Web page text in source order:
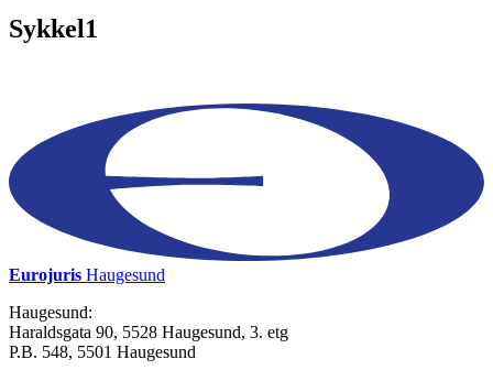
Sykkel1
Eurojuris Haugesund
Haugesund:
Haraldsgata 90, 5528 Haugesund, 3. etg
P.B. 548, 5501 Haugesund